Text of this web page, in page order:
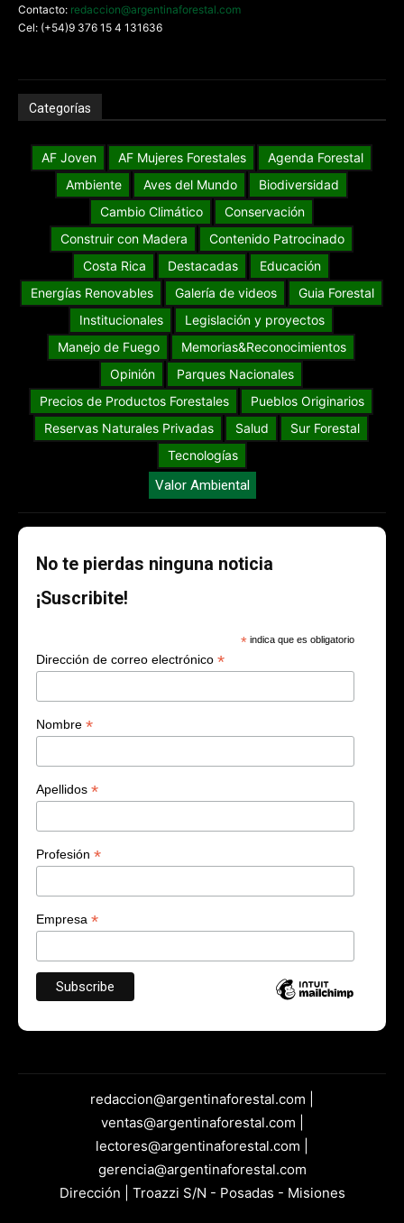
Contacto: redaccion@argentinaforestal.com
Cel: (+54)9 376 15 4 131636
Categorías
AF Joven AF Mujeres Forestales
Agenda Forestal
Ambiente
Aves del Mundo
Biodiversidad
Cambio Climático
Conservación
Construir con Madera
Contenido Patrocinado
Costa Rica
Destacadas
Educación
Energías Renovables
Galería de videos
Guia Forestal
Institucionales
Legislación y proyectos
Manejo de Fuego
Memorias&Reconocimientos
Opinión
Parques Nacionales
Precios de Productos Forestales
Pueblos Originarios
Reservas Naturales Privadas
Salud
Sur Forestal
Tecnologías
Valor Ambiental
No te pierdas ninguna noticia
¡Suscribite!
* indica que es obligatorio
Dirección de correo electrónico *
Nombre *
Apellidos *
Profesión *
Empresa *
redaccion@argentinaforestal.com |
ventas@argentinaforestal.com |
lectores@argentinaforestal.com |
gerencia@argentinaforestal.com
Dirección | Troazzi S/N - Posadas - Misiones